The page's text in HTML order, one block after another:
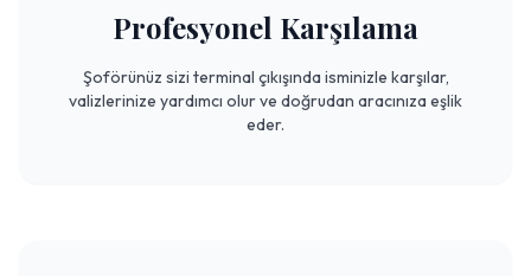
Profesyonel Karşılama
Şoförünüz sizi terminal çıkışında isminizle karşılar,
valizlerinize yardımcı olur ve doğrudan aracınıza eşlik
eder.